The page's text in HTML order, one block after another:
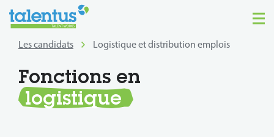
Les candidats Logistique et distribution emplois
Fonctions en
logistique